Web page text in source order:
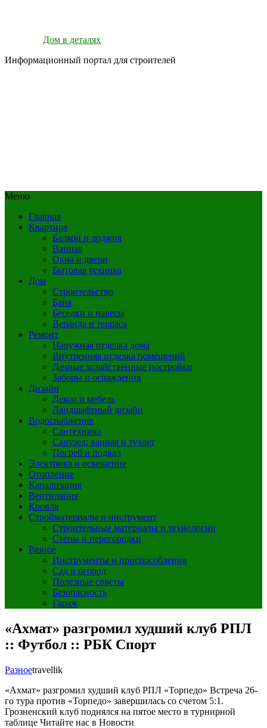
Дом в деталях
Информационный портал для строителей
Меню
Главная
Квартира
Балкон и лоджия
Ванная
Окна и двери
Бытовая техника
Дом
Строительство
Баня
Беседки и навесы
Веранда и терраса
Ремонт
Наружная отделка дома
Внутренняя отделка помещений
Дачные хозяйственные постройки
Заборы и ограждения
Дизайн
Декор и мебель
Ландшафтный дизайн
Водоснабжение
Сантехника
Санузел: ванная и туалет
Погреб и подвал
Электрика и освещение
Отопление
Канализация
Вентиляция
Кровля
Стройматериалы и инструмент
Строительные материалы и технологии
Стены и перегородки
Разное
Инструменты и приспособления
Сад и огород
Полезные советы
Безопасность
Гараж
«Ахмат» разгромил худший клуб РПЛ
:: Футбол :: РБК Спорт
Разноеtravellik
«Ахмат» разгромил худший клуб РПЛ «Торпедо» Встреча 26-
го тура против «Торпедо» завершилась со счетом 5:1.
Грозненский клуб поднялся на пятое место в турнирной
таблице Читайте нас в Новости